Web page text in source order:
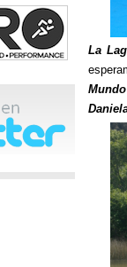
La
Mundo